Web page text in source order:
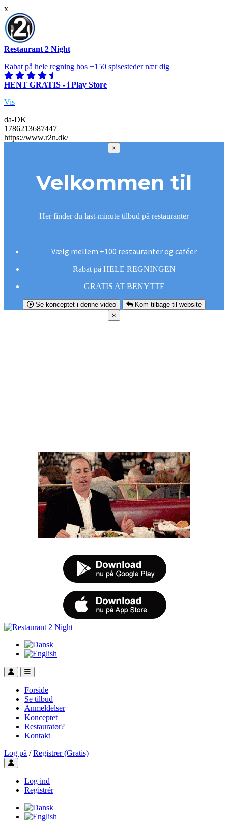
x
Restaurant 2 Night
Rabat på hele regning hos +150 spisesteder nær dig
HENT GRATIS - i Play Store
Vis
da-DK
1786213687447
https://www.r2n.dk/
×
Velkommen til
Her finder du last-minute tilbud på restauranter
Vælg mellem +100 restauranter og caféer
Rabat på HELE REGNINGEN
GRATIS AT BENYTTE
Se konceptet i denne video
Kom tilbage til website
×
Forside
Se tilbud
Anmeldelser
Konceptet
Restauratør?
Kontakt
Log på / Registrer (Gratis)
Toggle user menu
Log ind
Registrér